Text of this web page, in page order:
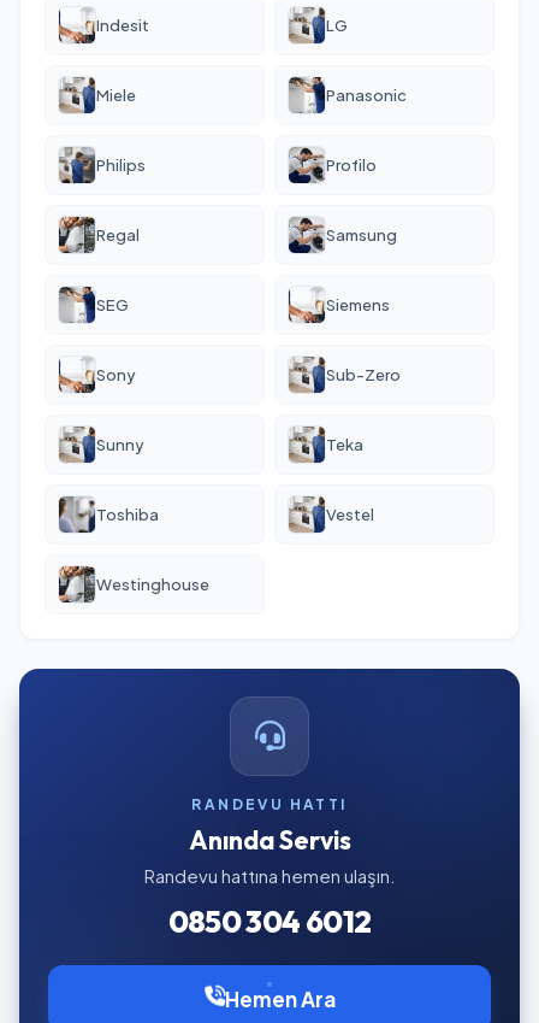
Indesit LG
Miele Panasonic
Philips Profilo
Regal Samsung
SEG Siemens
Sony Sub-Zero
Sunny Teka
Toshiba Vestel
Westinghouse
RANDEVU HATTI
Anında Servis
Randevu hattına hemen ulaşın.
0850 304 6012
Hemen Ara